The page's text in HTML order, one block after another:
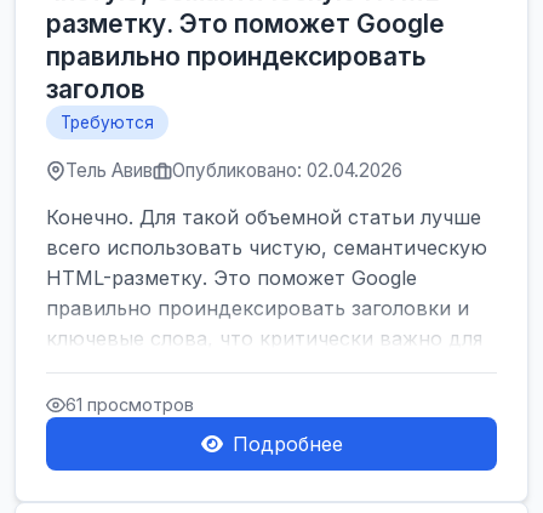
разметку. Это поможет Google
правильно проиндексировать
заголов
Требуются
Тель Авив Опубликовано: 02.04.2026
Конечно. Для такой объемной статьи лучше
всего использовать чистую, семантическую
HTML-разметку. Это поможет Google
правильно проиндексировать заголовки и
ключевые слова, что критически важно для
SEO....
61 просмотров
Подробнее